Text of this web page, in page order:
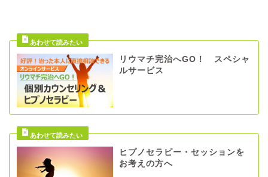
リウマチ完治へGO！ スペシャ
ルサービス
ヒプノセラピー・セッションを
お考えの方へ